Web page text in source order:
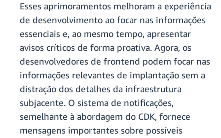
Esses aprimoramentos melhoram a experiência
de desenvolvimento ao focar nas informações
essenciais e, ao mesmo tempo, apresentar
avisos críticos de forma proativa. Agora, os
desenvolvedores de frontend podem focar nas
informações relevantes de implantação sem a
distração dos detalhes da infraestrutura
subjacente. O sistema de notificações,
semelhante à abordagem do CDK, fornece
mensagens importantes sobre possíveis